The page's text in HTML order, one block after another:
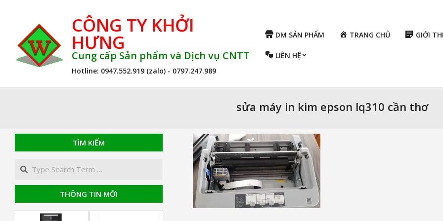
CÔNG TY KHỞI
HƯNG
Cung cấp Sản phẩm và Dịch vụ CNTT
Hotline: 0947.552.919 (zalo) - 0797.247.989
DM SẢN PHẨM TRANG CHỦ GIỚI
LIÊN HỆ
sửa máy in kim epson lq310 cần thơ
TÌM KIẾM
Search
THÔNG TIN MỚI